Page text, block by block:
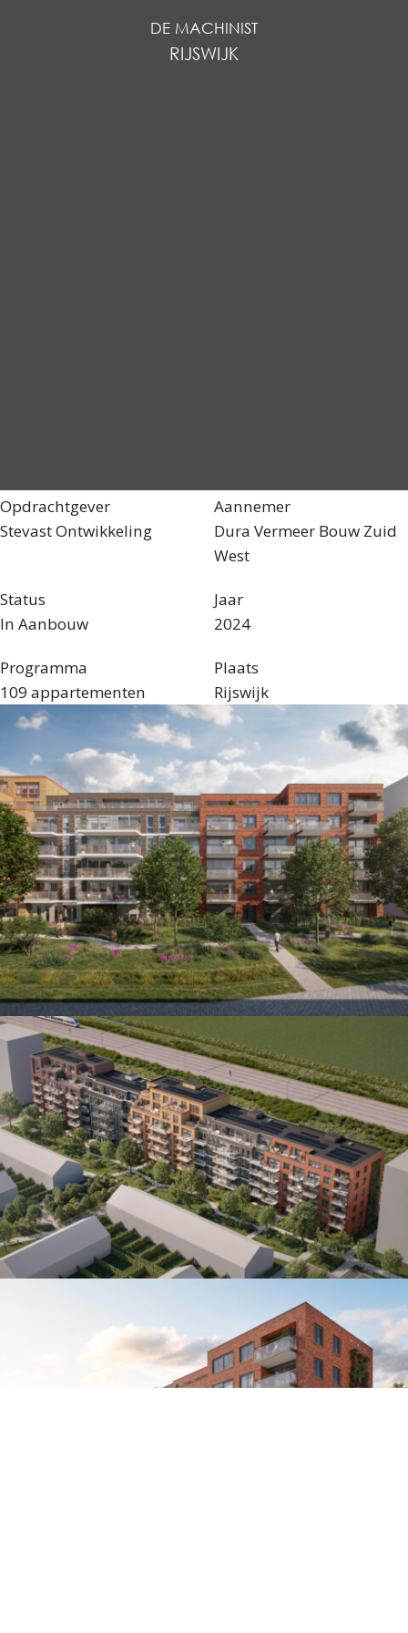
DE MACHINIST
RIJSWIJK
Opdrachtgever
Stevast Ontwikkeling
Aannemer
Dura Vermeer Bouw Zuid
West
Status
In Aanbouw
Jaar
2024
Programma
109 appartementen
Plaats
Rijswijk